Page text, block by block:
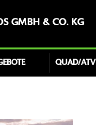
GMBH & CO. KG
QUAD/ATV